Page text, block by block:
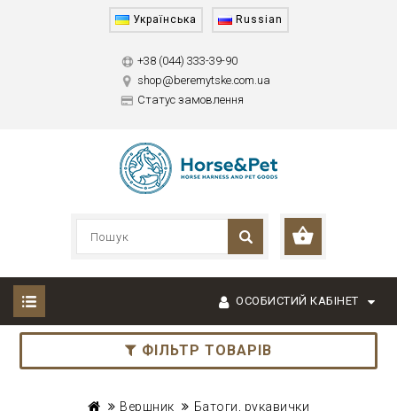
Українська Russian
+38 (044) 333-39-90
shop@beremytske.com.ua
Статус замовлення
ОСОБИСТИЙ КАБІНЕТ
ФІЛЬТР ТОВАРІВ
Вершник
Батоги, рукавички